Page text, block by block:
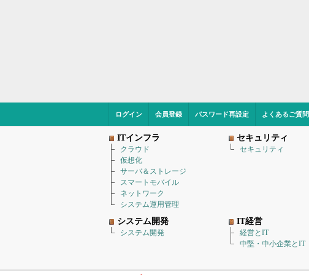
ログイン 会員登録 パスワード再設定 よくあるご質問
ITインフラ
クラウド
仮想化
サーバ＆ストレージ
スマートモバイル
ネットワーク
システム運用管理
セキュリティ
セキュリティ
システム開発
システム開発
IT経営
経営とIT
中堅・中小企業とIT